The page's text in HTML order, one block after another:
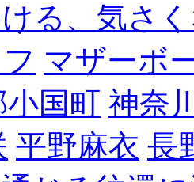
る、気さ
マザーボ
小国町 神奈
平野麻衣 長